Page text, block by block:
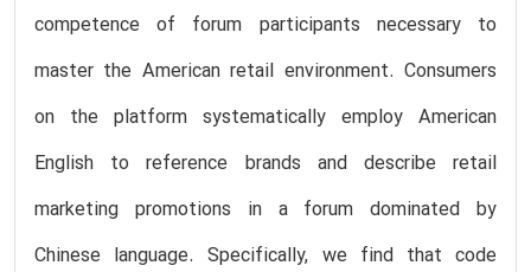
competence of forum participants necessary to
master the American retail environment. Consumers
on the platform systematically employ American
English to reference brands and describe retail
marketing promotions in a forum dominated by
Chinese language. Specifically, we find that code